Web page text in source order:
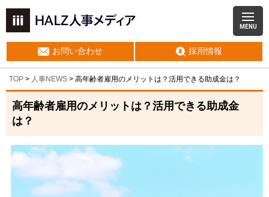
MENU
お問い合わせ 採用情報
TOP > 人事NEWS > 高年齢者雇用のメリットは？活用できる助成金は？
高年齢者雇用のメリットは？活用できる助成金
は？